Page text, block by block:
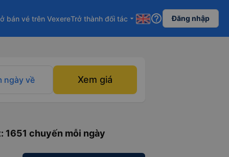
bán vé trên VexereTrở thành đối tác arrow_drop_down help_outline Đăng nhập
ngày về Xem giá
: 1651 chuyến mỗi ngày